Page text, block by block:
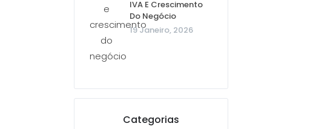
IVA E Crescimento
Do Negócio
19 Janeiro, 2026
Categorias